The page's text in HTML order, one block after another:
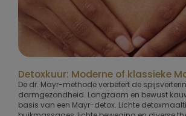
Detoxkuur: Moderne of klassieke
De dr. Mayr-methode verbetert de
darmgezondheid. Langzaam en bewust
basis van een Mayr-detox. Lichte